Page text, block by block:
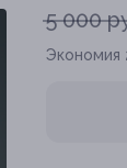
5 000
Экономия